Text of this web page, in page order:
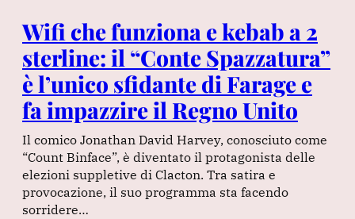
Wifi che funziona e kebab a 2
sterline: il “Conte Spazzatura”
è l’unico sfidante di Farage e
fa impazzire il Regno Unito
Il comico Jonathan David Harvey, conosciuto come
“Count Binface”, è diventato il protagonista delle
elezioni suppletive di Clacton. Tra satira e
provocazione, il suo programma sta facendo
sorridere…